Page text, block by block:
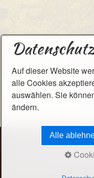
© 2026 Terra Nova
mitfinanziert mit
Auf dieser Website
alle Cookies
auswählen. Sie
ändern.
Alle